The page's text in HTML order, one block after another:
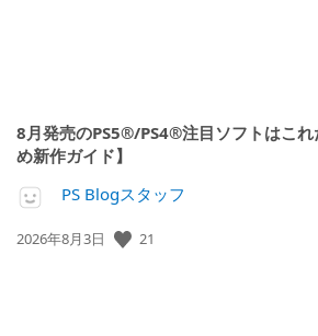
8月発売のPS5®/PS4®注目ソフトはこ
め新作ガイド】
PS Blogスタッフ
公
2026年8月3日 21